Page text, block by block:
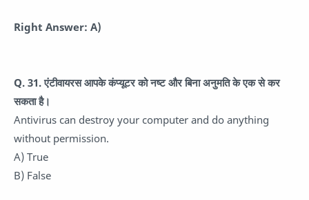
Right Answer: A)
Q. 31. एंटीवायरस आपके कंप्यूटर को नष्ट और बिना अनुमति के एक से कर
सकता है।
Antivirus can destroy your computer and do anything
without permission.
A) True
B) False